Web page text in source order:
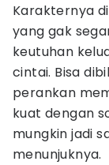
Karakternya
yang gak
keutuhan
cintai. Bisa
perankan
kuat dengan
mungkin jadi
menunjuknya.